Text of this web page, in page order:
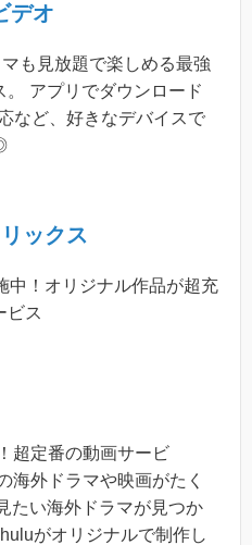
デオ
も見放題で楽しめる最強
アプリでダウンロード
など、好きなデバイスで
ックス
中！オリジナル作品が超充
ビス
超定番の動画サービ
海外ドラマや映画がたく
たい海外ドラマが見つか
がオリジナルで制作し